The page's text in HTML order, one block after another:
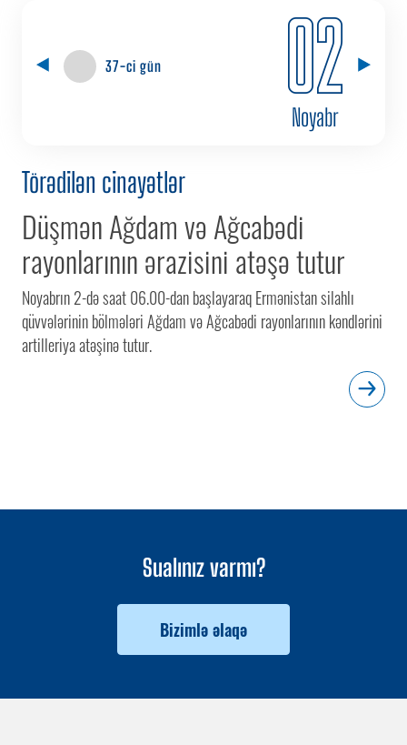
37-ci gün 02
Noyabr
Törədilən cinayətlər
Düşmən Ağdam və Ağcabədi
rayonlarının ərazisini atəşə tutur
Noyabrın 2-də saat 06.00-dan başlayaraq Ermənistan silahlı
qüvvələrinin bölmələri Ağdam və Ağcabədi rayonlarının kəndlərini
artilleriya atəşinə tutur.
Sualınız varmı?
Bizimlə əlaqə